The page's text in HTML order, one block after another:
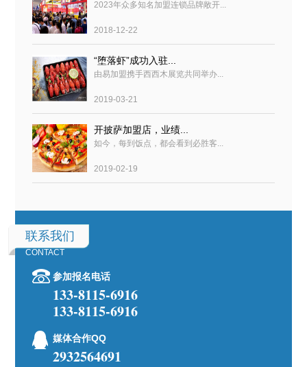
2023年众多知名加盟连锁品牌敞开...
2018-12-22
“堕落虾”成功入驻...
由易加盟携手西西木展览共同举办...
2019-03-21
开披萨加盟店，业绩...
如今，每到饭点，都会看到必胜客...
2019-02-19
联系我们
CONTACT
参加报名电话
133-8115-6916
133-8115-6916
媒体合作QQ
2932564691